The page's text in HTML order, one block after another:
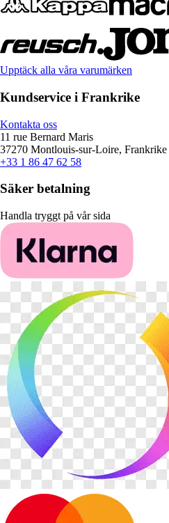
Upptäck alla våra varumärken
Kundservice i Frankrike
Kontakta oss
11 rue Bernard Maris
37270 Montlouis-sur-Loire, Frankrike
+33 1 86 47 62 58
Säker betalning
Handla tryggt på vår sida